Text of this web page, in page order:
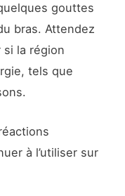
gouttes
bras. Attendez
si la région
tels que
à l’utiliser sur